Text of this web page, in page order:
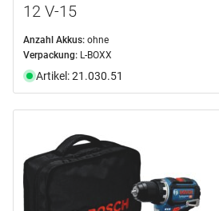
12 V-15
Anzahl Akkus: ohne
Verpackung: L-BOXX
Artikel: 21.030.51